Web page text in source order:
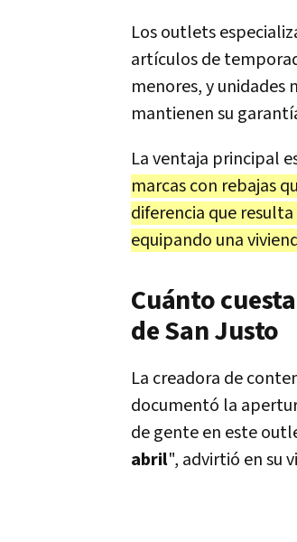
Los outlets
artículos de
menores, y unidades
mantienen su
La ventaja principal
marcas con rebajas
diferencia que
equipando una
Cuánto
de San Justo
La creadora de
documentó la
de gente en este
abril", advirtió en su